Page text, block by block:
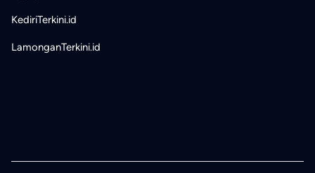
KediriTerkini.id
LamonganTerkini.id